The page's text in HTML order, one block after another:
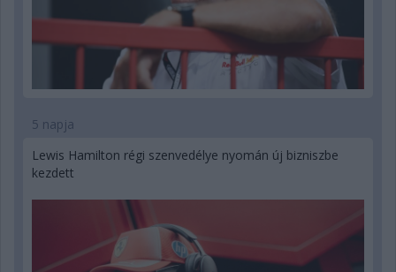
5 napja
Lewis Hamilton régi szenvedélye nyomán új bizniszbe
kezdett